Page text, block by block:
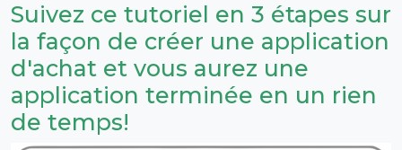
Suivez ce tutoriel en 3 étapes sur
la façon de créer une application
d'achat et vous aurez une
application terminée en un rien
de temps!